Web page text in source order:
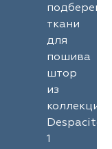
подберем
ткани
для
пошива
штор
из
Despacito
1